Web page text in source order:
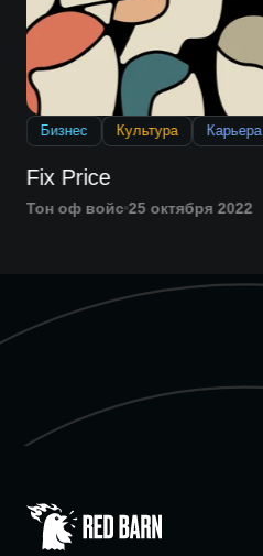
Бизнес Культура Карьера
Fix Price
Тон оф войс 25 октября 2022